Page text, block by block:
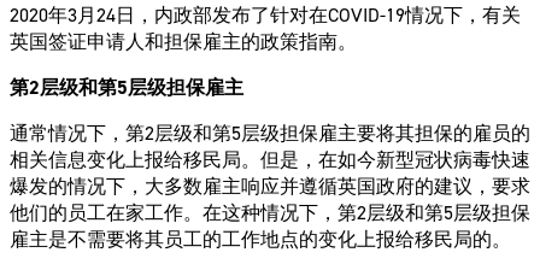
2020年3月24日，内政部发布了针对在COVID-19情况下，有关
英国签证申请人和担保雇主的政策指南。
第2层级和第5层级担保雇主
通常情况下，第2层级和第5层级担保雇主要将其担保的雇员的
相关信息变化上报给移民局。但是，在如今新型冠状病毒快速
爆发的情况下，大多数雇主响应并遵循英国政府的建议，要求
他们的员工在家工作。在这种情况下，第2层级和第5层级担保
雇主是不需要将其员工的工作地点的变化上报给移民局的。